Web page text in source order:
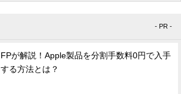
- PR -
FPが解説！Apple製品を分割手数料0円で入手
する方法とは？